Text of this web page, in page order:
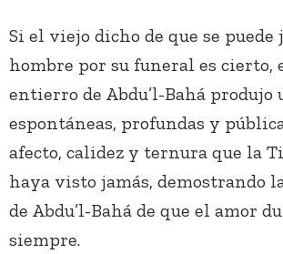
Si el viejo dicho de que se puede
hombre por su funeral es cierto,
entierro de Abdu’l-Bahá produjo
espontáneas, profundas y
afecto, calidez y ternura que la
haya visto jamás, demostrando
de Abdu’l-Bahá de que el amor
siempre.